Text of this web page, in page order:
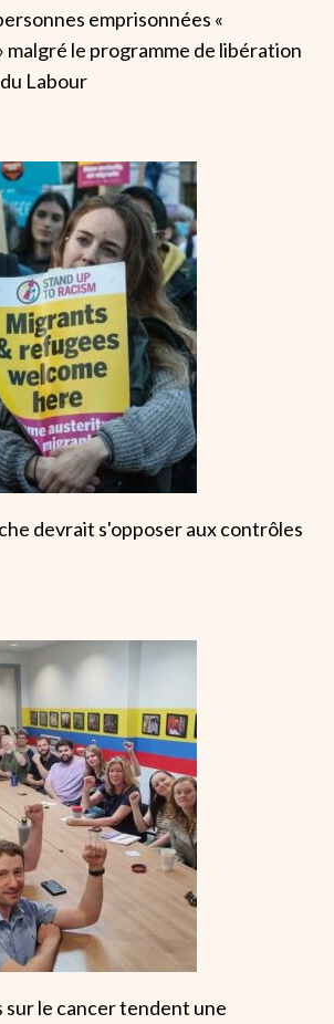
emprisonnées «
le programme de libération
Labour
devrait s'opposer aux contrôles
sur le cancer tendent une